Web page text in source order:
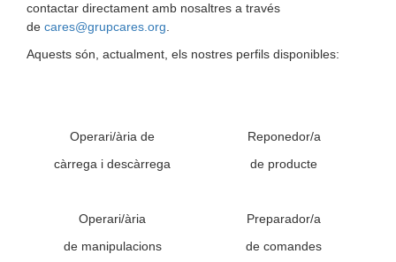
contactar directament amb nosaltres a través
de cares@grupcares.org
Aquests són, actualment, els nostres perfils disponibles:
Operari/ària de
càrrega i descàrrega
Reponedor/a
de producte
Operari/ària
de manipulacions
Preparador/a
de comandes